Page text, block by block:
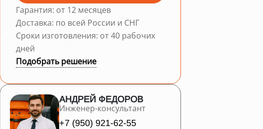
Гарантия: от 12 месяцев
Доставка: по всей России и СНГ
Сроки изготовления: от 40 рабочих
дней
Подобрать решение
АНДРЕЙ ФЕДОРОВ
Инженер-консультант
+7 (950) 921-62-55